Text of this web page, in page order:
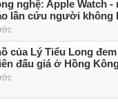
nghệ: Apple Watch
lần cứu người không
của Lý Tiểu Long
đấu giá ở Hồng